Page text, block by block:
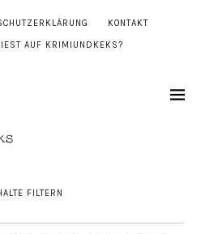
KONTAKT
AUF KRIMIUNDKEKS?
FILTERN